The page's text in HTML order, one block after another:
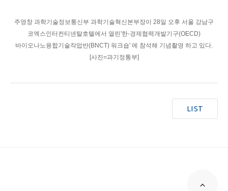
주영창 과학기술정보통신부 과학기술혁신본부장이 28일 오후 서울 강남구
코엑스인터컨티넨탈호텔에서 열린'한-경제협력개발기구(OECD)
바이오나노융합기술작업반(BNCT) 워크숍' 에 참석해 기념촬영 하고 있다.
[사진=과기정통부]
LIST